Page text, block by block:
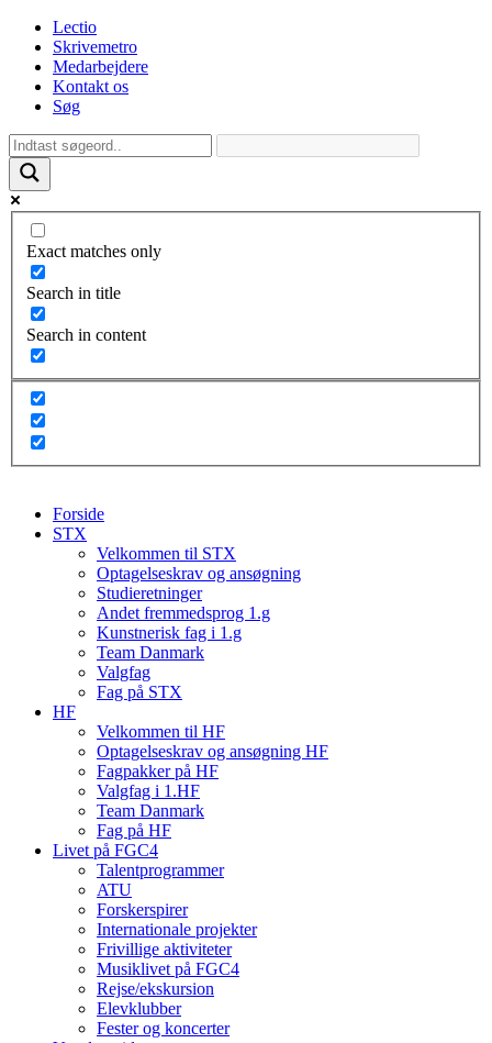
Lectio
Skrivemetro
Medarbejdere
Kontakt os
Søg
Exact matches only
Search in title
Search in content
Forside
STX
Velkommen til STX
Optagelseskrav og ansøgning
Studieretninger
Andet fremmedsprog 1.g
Kunstnerisk fag i 1.g
Team Danmark
Valgfag
Fag på STX
HF
Velkommen til HF
Optagelseskrav og ansøgning HF
Fagpakker på HF
Valgfag i 1.HF
Team Danmark
Fag på HF
Livet på FGC4
Talentprogrammer
ATU
Forskerspirer
Internationale projekter
Frivillige aktiviteter
Musiklivet på FGC4
Rejse/ekskursion
Elevklubber
Fester og koncerter